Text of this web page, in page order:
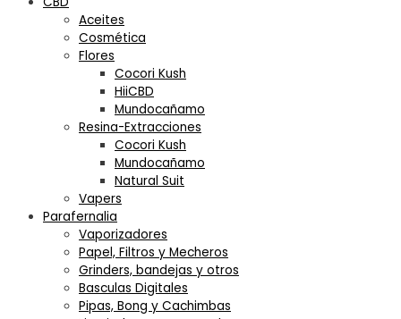
Aceites
Cosmética
Flores
Cocori Kush
HiiCBD
Mundocañamo
Resina-Extracciones
Cocori Kush
Mundocañamo
Natural Suit
Vapers
Parafernalia
Vaporizadores
Papel, Filtros y Mecheros
Grinders, bandejas y otros
Basculas Digitales
Pipas, Bong y Cachimbas